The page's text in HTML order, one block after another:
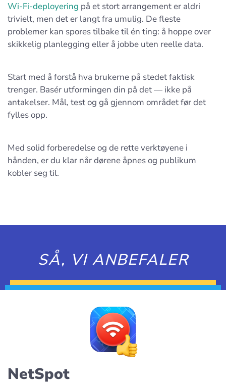
Wi-Fi-deployering på et stort arrangement er aldri
trivielt, men det er langt fra umulig. De fleste
problemer kan spores tilbake til én ting: å hoppe over
skikkelig planlegging eller å jobbe uten reelle data.
Start med å forstå hva brukerne på stedet faktisk
trenger. Basér utformingen din på det — ikke på
antakelser. Mål, test og gå gjennom området før det
fylles opp.
Med solid forberedelse og de rette verktøyene i
hånden, er du klar når dørene åpnes og publikum
kobler seg til.
SÅ, VI ANBEFALER
NetSpot